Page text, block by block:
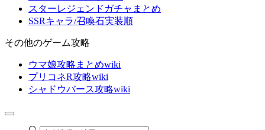
スターレジェンドガチャまとめ
SSRキャラ/召喚石実装順
その他のゲーム攻略
ウマ娘攻略まとめwiki
プリコネR攻略wiki
シャドウバース攻略wiki